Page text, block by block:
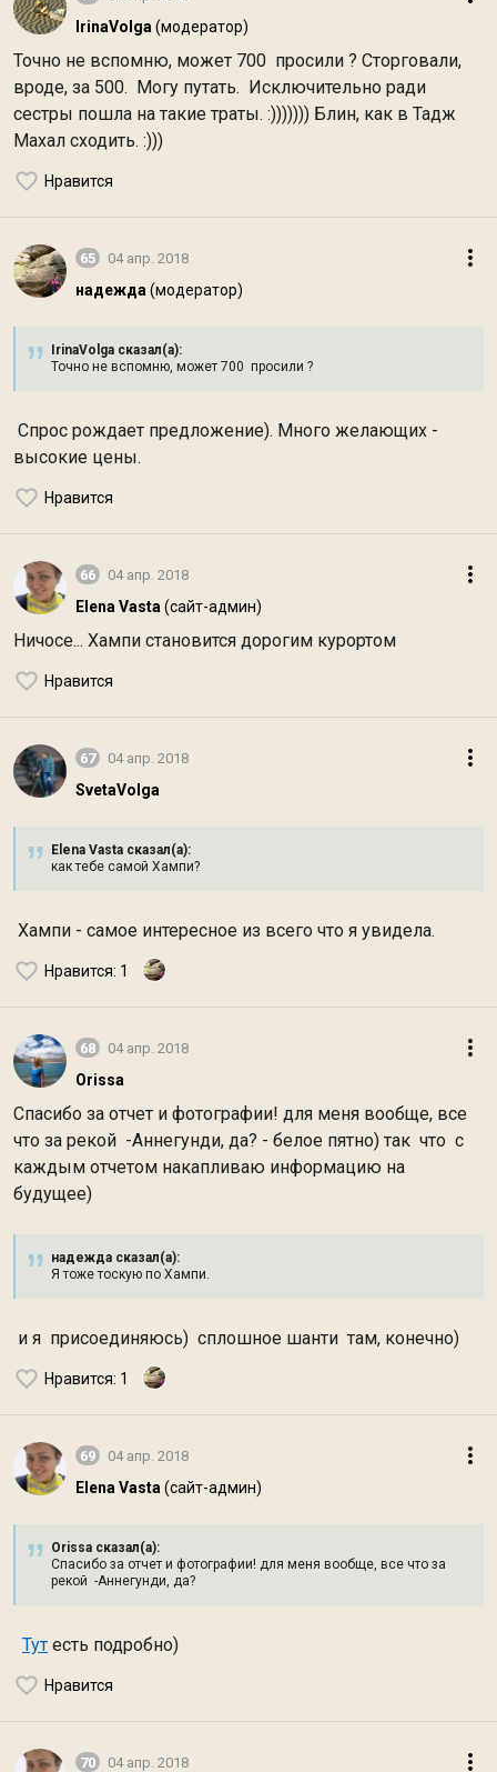
IrinaVolga (модератор)
Точно не вспомню, может 700 просили ? Сторговали,
вроде, за 500. Могу путать. Исключительно ради
сестры пошла на такие траты. :))))))) Блин, как в Тадж
Махал сходить. :)))
Нравится
65 04 апр. 2018
надежда (модератор)
IrinaVolga сказал(а):
Точно не вспомню, может 700 просили ?
Спрос рождает предложение). Много желающих -
высокие цены.
Нравится
66 04 апр. 2018
Elena Vasta (сайт-админ)
Ничосе... Хампи становится дорогим курортом
Нравится
67 04 апр. 2018
SvetaVolga
Elena Vasta сказал(а):
как тебе самой Хампи?
Хампи - самое интересное из всего что я увидела.
Нравится: 1
68 04 апр. 2018
Orissa
Спасибо за отчет и фотографии! для меня вообще, все
что за рекой -Аннегунди, да? - белое пятно) так что с
каждым отчетом накапливаю информацию на
будущее)
надежда сказал(а):
Я тоже тоскую по Хампи.
и я присоединяюсь) сплошное шанти там, конечно)
Нравится: 1
69 04 апр. 2018
Elena Vasta (сайт-админ)
Orissa сказал(а):
Спасибо за отчет и фотографии! для меня вообще, все что за
рекой -Аннегунди, да?
Тут есть подробно)
Нравится
70 04 апр. 2018